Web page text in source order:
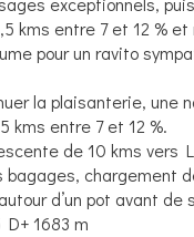
kms entre 7 et 12 % et
pour un ravito
la plaisanterie, une
kms entre 7 et 12 %.
de 10 kms vers
bagages, chargement
d’un pot avant de
1683 m